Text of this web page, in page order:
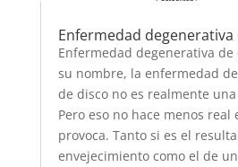
Enfermedad degenerativa
Enfermedad degenerativa de
su nombre, la enfermedad
de disco no es realmente
Pero eso no hace menos real
provoca. Tanto si es el
envejecimiento como el de